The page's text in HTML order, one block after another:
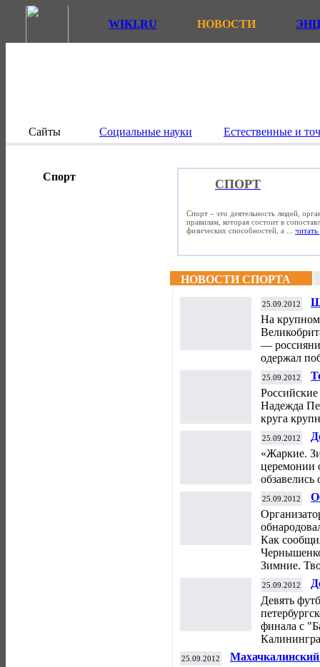
WIKI.RU НОВОСТИ
Сайты Социальные науки Естественные и
Спорт
СПОРТ
Спорт – это деятельность людей,
правилам, которая состоит в
физических способностей, а ... читать
НОВОСТИ СПОРТА
25.09.2012
На
—
одержал
25.09.2012
Надежда
круга
25.09.2012
«Жаркие.
церемонии
25.09.2012
Как
Зимние.
25.09.2012
Девять
финала с
25.09.2012